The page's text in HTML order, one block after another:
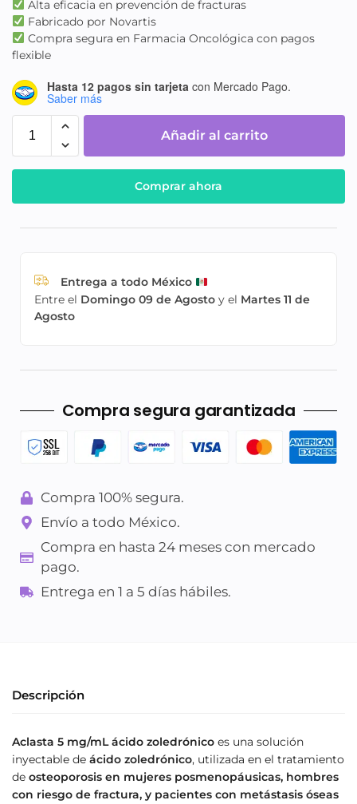
Alta eficacia en prevención de fracturas
Fabricado por Novartis
Compra segura en Farmacia Oncológica con pagos
flexible
Hasta 12 pagos sin tarjeta con Mercado Pago.
Saber más
Añadir al carrito
Comprar ahora
Entrega a todo México
Entre el Domingo 09 de Agosto y el Martes 11 de
Agosto
Compra segura garantizada
Compra 100% segura.
Envío a todo México.
Compra en hasta 24 meses con mercado
pago.
Entrega en 1 a 5 días hábiles.
Descripción
Aclasta 5 mg/mL ácido zoledrónico es una solución
inyectable de ácido zoledrónico, utilizada en el tratamiento
de osteoporosis en mujeres posmenopáusicas, hombres
con riesgo de fractura, y pacientes con metástasis óseas